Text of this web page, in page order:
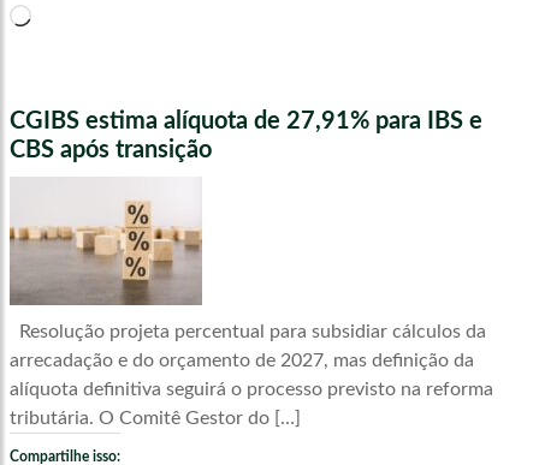
Carregando...
CGIBS estima alíquota de 27,91% para IBS e
CBS após transição
Resolução projeta percentual para subsidiar cálculos da
arrecadação e do orçamento de 2027, mas definição da
alíquota definitiva seguirá o processo previsto na reforma
tributária. O Comitê Gestor do […]
Compartilhe isso: